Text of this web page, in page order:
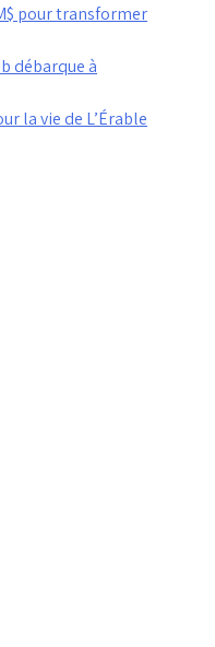
pour transformer
débarque à
la vie de L’Érable